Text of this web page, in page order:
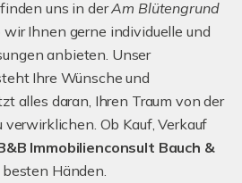
uns in derAm Blütengrund
wir Ihnen gerne individuelle und
anbieten. Unser
Ihre Wünsche und
alles daran, Ihren Traum von der
Ob Kauf, Verkauf
Immobilienconsult Bauch &
Händen.